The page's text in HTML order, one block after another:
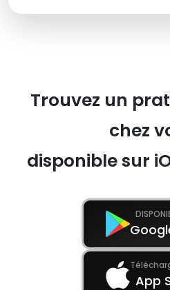
Trouvez un
chez
disponible sur
App